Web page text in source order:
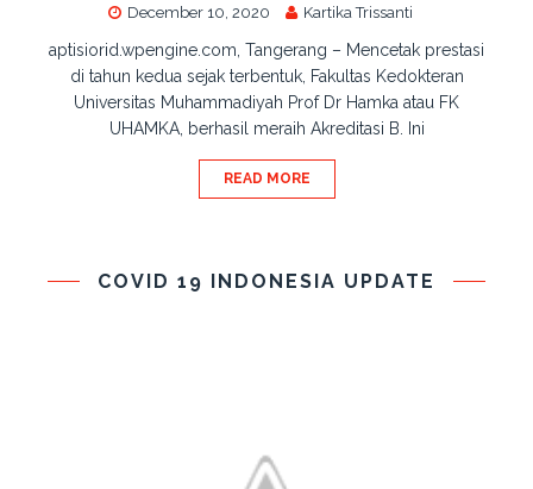
December 10, 2020 Kartika Trissanti
aptisiorid.wpengine.com, Tangerang – Mencetak prestasi
di tahun kedua sejak terbentuk, Fakultas Kedokteran
Universitas Muhammadiyah Prof Dr Hamka atau FK
UHAMKA, berhasil meraih Akreditasi B. Ini
READ MORE
COVID 19 INDONESIA UPDATE